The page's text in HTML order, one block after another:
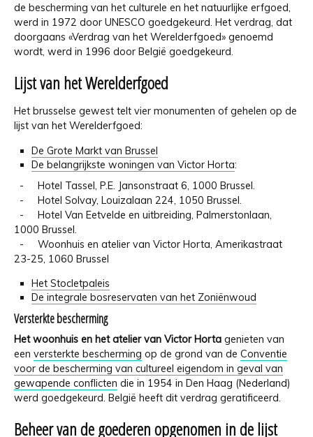
de bescherming van het culturele en het natuurlijke erfgoed,
werd in 1972 door UNESCO goedgekeurd. Het verdrag, dat
doorgaans «Verdrag van het Werelderfgoed» genoemd
wordt, werd in 1996 door België goedgekeurd.
Lijst van het Werelderfgoed
Het brusselse gewest telt vier monumenten of gehelen op de
lijst van het Werelderfgoed:
De Grote Markt van Brussel
De belangrijkste woningen van Victor Horta:
- Hotel Tassel, P.E. Jansonstraat 6, 1000 Brussel.
- Hotel Solvay, Louizalaan 224, 1050 Brussel.
- Hotel Van Eetvelde en uitbreiding, Palmerstonlaan,
1000 Brussel.
- Woonhuis en atelier van Victor Horta, Amerikastraat
23-25, 1060 Brussel
Het Stocletpaleis
De integrale bosreservaten van het Zoniënwoud
Versterkte bescherming
Het woonhuis en het atelier van Victor Horta genieten van
een versterkte bescherming op de grond van de Conventie
voor de bescherming van cultureel eigendom in geval van
gewapende conflicten die in 1954 in Den Haag (Nederland)
werd goedgekeurd. België heeft dit verdrag geratificeerd.
Beheer van de goederen opgenomen in de lijst